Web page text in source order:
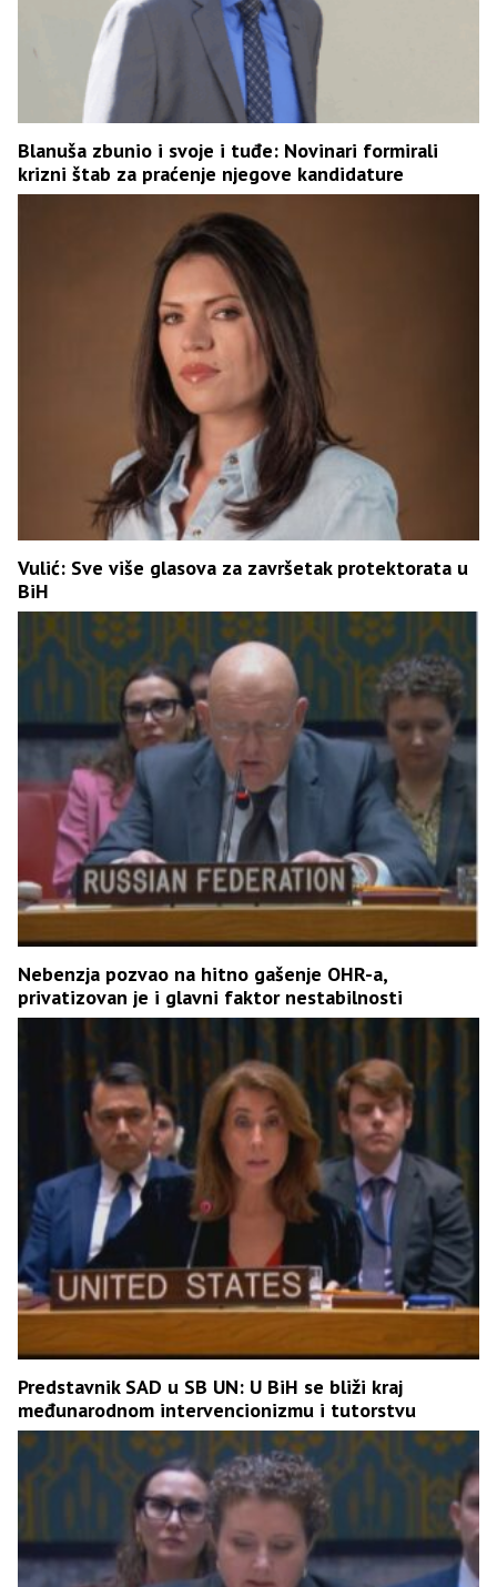
Blanuša zbunio i svoje i tuđe: Novinari formirali
krizni štab za praćenje njegove kandidature
Vulić: Sve više glasova za završetak protektorata u
BiH
Nebenzja pozvao na hitno gašenje OHR-a,
privatizovan je i glavni faktor nestabilnosti
Predstavnik SAD u SB UN: U BiH se bliži kraj
međunarodnom intervencionizmu i tutorstvu